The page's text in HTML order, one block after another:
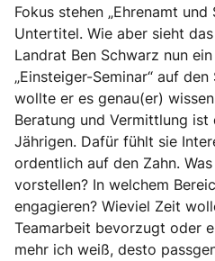
Fokus stehen „Ehrenamt
Untertitel. Wie aber sieht
Landrat Ben Schwarz nun
„Einsteiger-Seminar“ auf
wollte er es genau(er)
Beratung und Vermittlung
Jährigen. Dafür fühlt sie
ordentlich auf den Zahn.
vorstellen? In welchem
engagieren? Wieviel Zeit
Teamarbeit bevorzugt oder
mehr ich weiß, desto